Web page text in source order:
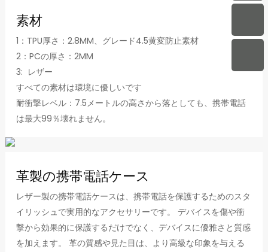
素材
1：TPU厚さ：2.8MM、グレード4.5黄変防止素材
2：PCの厚さ：2MM
3: レザー
すべての素材は環境に優しいです
耐衝撃レベル：7.5メートルの高さから落としても、携帯電話
は最大99％壊れません。
革製の携帯電話ケース
レザー製の携帯電話ケースは、携帯電話を保護するためのスタ
イリッシュで実用的なアクセサリーです。 デバイスを傷や衝
撃から効果的に保護するだけでなく、デバイスに優雅さと質感
を加えます。 革の質感や見た目は、より高級な印象を与える